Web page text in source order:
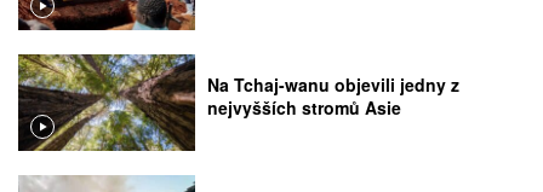
Na Tchaj-wanu objevili jedny z
nejvyšších stromů Asie